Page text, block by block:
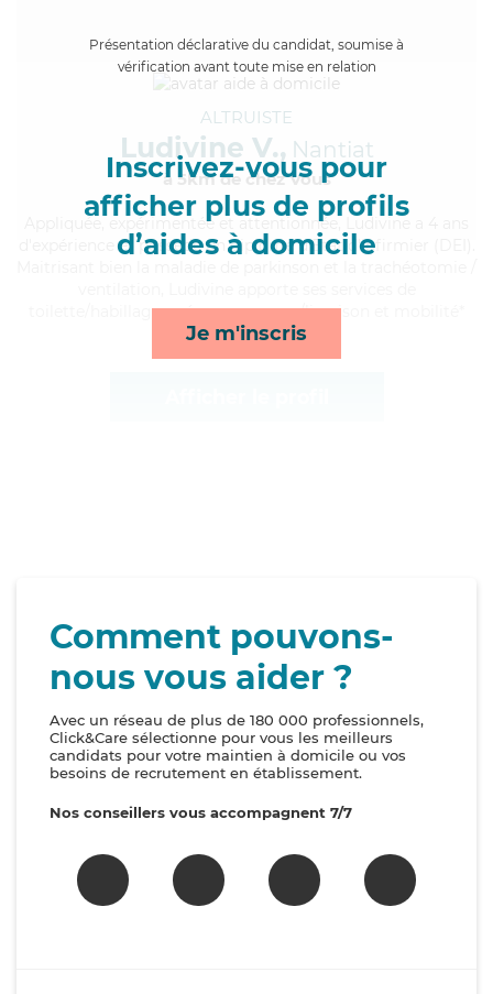
Présentation déclarative du candidat, soumise à
vérification avant toute mise en relation
Inscrivez-vous pour
afficher plus de profils
d’aides à domicile
Je m'inscris
ALTRUISTE
Ludivine V., Nantiat
à 5km de chez Vous
, expérimentée et attentionnée, Ludivine a 4 ans
d'expérience et possède un diplôme d'Etat d'infirmier (DEI).
toilette/habillage, ménage, courses/livraison et mobilité*
Comment pouvons-
nous vous aider ?
Avec un réseau de plus de 180 000 professionnels,
Click&Care sélectionne pour vous les meilleurs
candidats pour votre maintien à domicile ou vos
besoins de recrutement en établissement.
Nos conseillers vous accompagnent 7/7